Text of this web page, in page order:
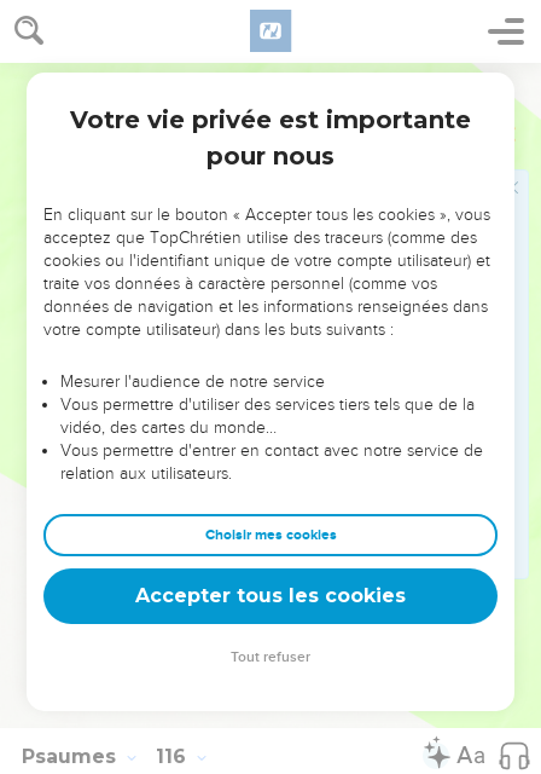
Psaumes 115
gosier.
Ils leur ressemblent, ceux qui les fabriquent, Tous ceux qui
se confient en elles.
Israël, confie-toi en l'Éternel ! Il est leur secours et leur
et leur bouclier.
Vous qui craignez l'Éternel, confiez-vous en l'Éternel ! Il est
leur secours et leur bouclier.
L'Éternel se souvient de nous : il bénira, Il bénira la maison
d'Israël, Il bénira la maison d'Aaron,
Il bénira ceux qui craignent l'Éternel, les petits et les
grands ;
L'Éternel vous multipliera ses faveurs, A vous et à vos
enfants.
Soyez bénis par l'Éternel, Qui a fait les cieux et la terre !
Les cieux sont les cieux de l'Éternel, Mais il a donné la
terre aux fils de l'homme.
Ce ne sont pas les morts qui célèbrent l'Éternel, Ce n'est
Psaumes 116
Votre vie privée est importante
pour nous
En cliquant sur le bouton « Accepter tous les cookies », vous
acceptez que TopChrétien utilise des traceurs (comme des
cookies ou l'identifiant unique de votre compte utilisateur) et
traite vos données à caractère personnel (comme vos
données de navigation et les informations renseignées dans
votre compte utilisateur) dans les buts suivants :
Mesurer l'audience de notre service
Vous permettre d'utiliser des services tiers tels que de la
vidéo, des cartes du monde…
Vous permettre d'entrer en contact avec notre service de
relation aux utilisateurs.
Choisir mes cookies
Accepter tous les cookies
Tout refuser